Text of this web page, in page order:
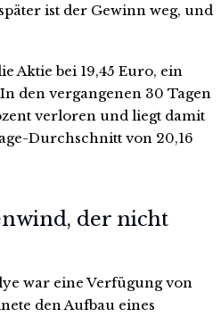
ist der Gewinn weg, und
Aktie bei 19,45 Euro, ein
den vergangenen 30 Tagen
verloren und liegt damit
Durchschnitt von 20,16
der nicht
war eine Verfügung von
den Aufbau eines